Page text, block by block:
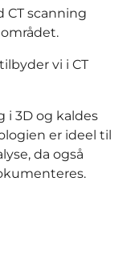
CT scanning
vi i CT
i 3D og kaldes
er ideel til
da også